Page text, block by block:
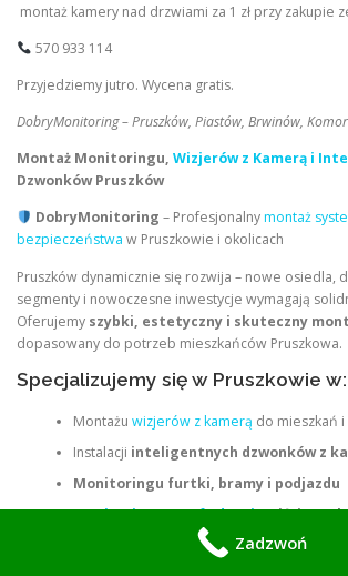
montaż kamery nad drzwiami za 1 zł przy zakupie
570 933 114
Przyjedziemy jutro. Wycena gratis.
DobryMonitoring – Pruszków, Piastów, Brwinów,
Montaż Monitoringu, Wizjerów z Kamerą i
Dzwonków Pruszków
DobryMonitoring – Profesjonalnymontaż
bezpieczeństwa w Pruszkowie i okolicach
Pruszków dynamicznie się rozwija – nowe osiedla,
segmenty i nowoczesne inwestycje wymagają
Oferujemy szybki, estetyczny i skuteczny
dopasowany do potrzeb mieszkańców Pruszkowa.
Specjalizujemy się w Pruszkowie w:
Montażu wizjerów z kamerą do mieszkań
Instalacji inteligentnych dzwonków z
Monitoringu furtki, bramy i podjazdu
Monitoringu strefy drzwiwejściowych
Kamer zewnętrznych nad drzwiami i
Zadzwoń